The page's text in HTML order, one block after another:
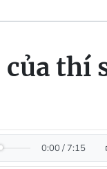
của thí
0:00 / 7:15